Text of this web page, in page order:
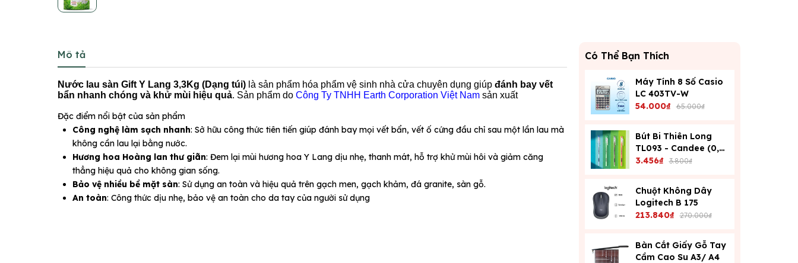
Có Thể Bạn Thích
Máy Tính 8 Số Casio
LC 403TV-W
54.000₫ 65.000₫
Bút Bi Thiên Long
TL093 - Candee (0,6
Mm) - Xanh
3.456₫ 3.800₫
Chuột Không Dây
Logitech B 175
213.840₫ 270.000₫
Bàn Cắt Giấy Gỗ Tay
Cầm Cao Su A3/ A4
Mô tả
Nước lau sàn Gift Y Lang 3,3Kg (Dạng túi) là sản phẩm hóa phẩm vệ sinh nhà cửa chuyên dụng giúp đánh bay vết
bẩn nhanh chóng và khử mùi hiệu quả. Sản phẩm do Công Ty TNHH Earth Corporation Việt Nam sản xuất
Đặc điểm nổi bật của sản phẩm
Công nghệ làm sạch nhanh: Sở hữu công thức tiên tiến giúp đánh bay mọi vết bẩn, vết ố cứng đầu chỉ sau một lần lau mà
không cần lau lại bằng nước.
Hương hoa Hoàng lan thư giãn: Đem lại mùi hương hoa Y Lang dịu nhẹ, thanh mát, hỗ trợ khử mùi hôi và giảm căng
thẳng hiệu quả cho không gian sống.
Bảo vệ nhiều bề mặt sàn: Sử dụng an toàn và hiệu quả trên gạch men, gạch khảm, đá granite, sàn gỗ.
An toàn: Công thức dịu nhẹ, bảo vệ an toàn cho da tay của người sử dụng